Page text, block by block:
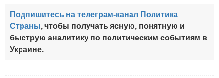
Подпишитесь на телеграм-канал Политика
Страны, чтобы получать ясную, понятную и
быструю аналитику по политическим событиям в
Украине.